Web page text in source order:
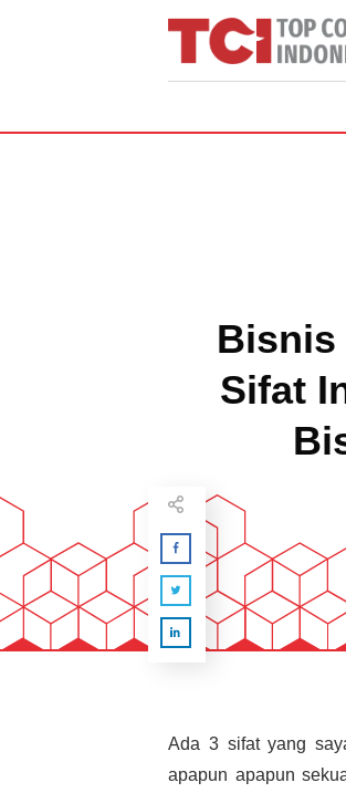
Bisnis
Sifat
Ada 3 sifat yang
apapun apapun